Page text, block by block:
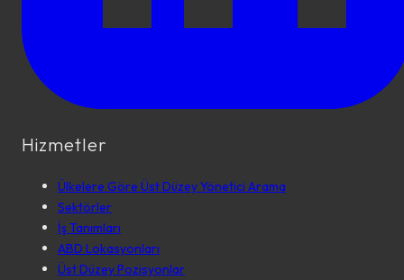
Hizmetler
Ülkelere Göre Üst Düzey Yönetici Arama
Sektörler
İş Tanımları
ABD Lokasyonları
Üst Düzey Pozisyonlar